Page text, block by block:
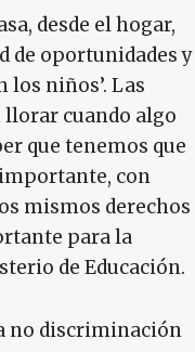
desde el hogar,
de oportunidades y
los niños’. Las
cuando algo
que tenemos que
con
mismos derechos
para la
de Educación.
no discriminación